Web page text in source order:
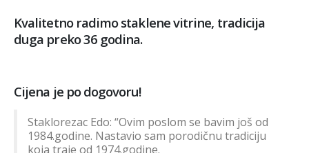
Kvalitetno radimo staklene vitrine, tradicija
duga preko 36 godina.
Cijena je po dogovoru!
Staklorezac Edo: “Ovim poslom se bavim još od
1984.godine. Nastavio sam porodičnu tradiciju
koja traje od 1974.godine.